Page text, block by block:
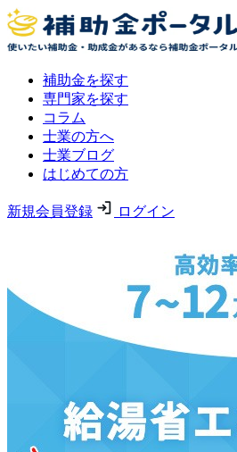
補助金を探す
専門家を探す
コラム
士業の方へ
士業ブログ
はじめての方
新規会員登録 ログイン